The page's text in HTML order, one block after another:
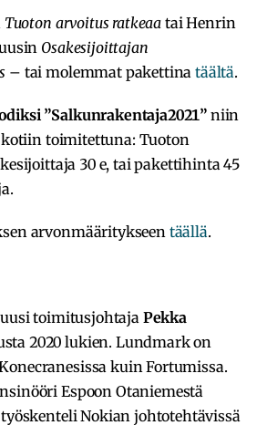
Tuoton arvoitus ratkeaa tai Henrin
Osakesijoittajan
– tai molemmat pakettinatäältä.
”Salkunrakentaja2021” niin
toimitettuna: Tuoton
30 e, tai pakettihinta 45
arvonmääritykseen täällä.
toimitusjohtaja Pekka
2020 lukien. Lundmark on
kuin Fortumissa.
Espoon Otaniemestä
Nokian johtotehtävissä